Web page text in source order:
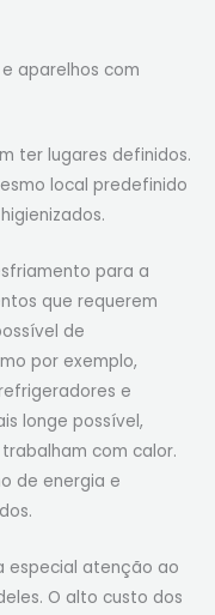
aparelhos com
ter lugares definidos.
local predefinido
para a
que requerem
de
por exemplo,
e
longe possível,
com calor.
de energia e
especial atenção ao
O alto custo dos